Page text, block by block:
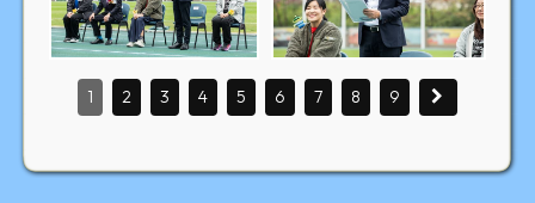
1 2 3 4 5 6 7 8 9